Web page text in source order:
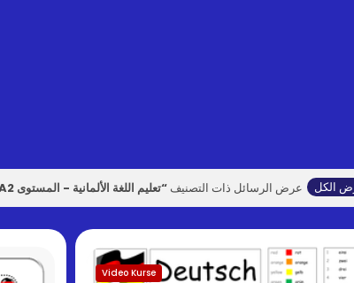
عرض الرسائل ذات التصنيف تعليم اللغة الألمانية - المستوى A2 - الكل
Video Kurse